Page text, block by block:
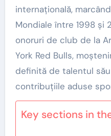
internațională,
Mondiale între 1998 și
onoruri de club de la
York Red Bulls,
definită de talentul
contribuțiile aduse
Key sections in